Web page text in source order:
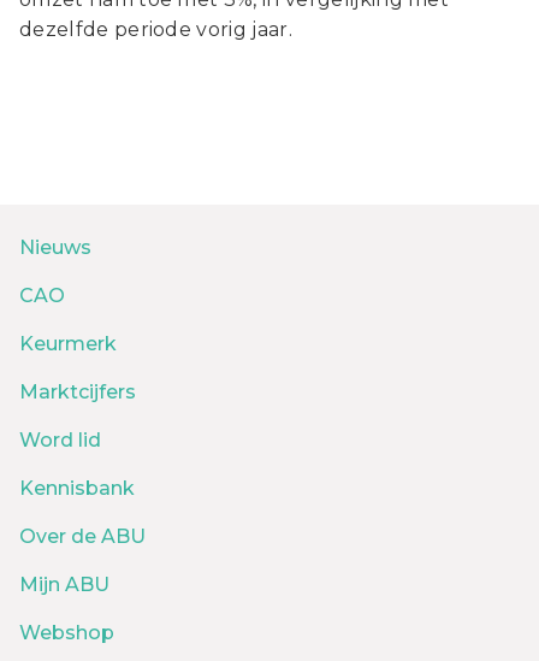
dezelfde periode vorig jaar.
Nieuws
CAO
Keurmerk
Marktcijfers
Word lid
Kennisbank
Over de ABU
Mijn ABU
Webshop